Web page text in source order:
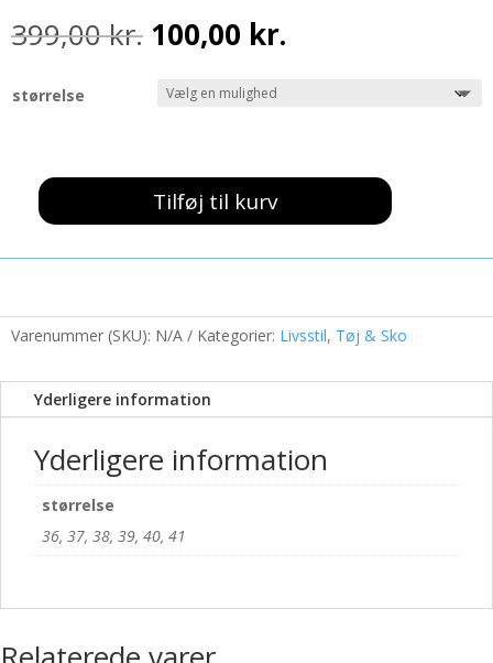
399,00kr. Den
oprindelige
pris
var:
100,00 kr.
størrelse
Flad
Fine
Sten
Tilføj til kurv
Varenummer (SKU): N/A Kategorier: Livsstil, Tøj & Sko
Yderligere information
Yderligere information
størrelse
36, 37, 38, 39, 40, 41